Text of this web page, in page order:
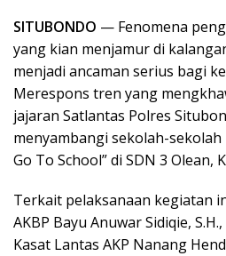
SITUBONDO — Fenomena
yang kian menjamur di
menjadi ancaman serius bagi
Merespons tren yang
jajaran Satlantas Polres
menyambangi sekolah-
Go To School” di SDN 3 Olean,
Terkait pelaksanaan kegiatan
AKBP Bayu Anuwar Sidiqie, S.H.,
Kasat Lantas AKP Nanang